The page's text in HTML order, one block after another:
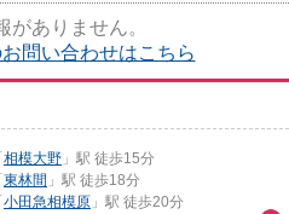
がありません。
問い合わせはこちら
相模大野 」駅 徒歩15分
東林間 」駅 徒歩18分
小田急相模原 」駅 徒歩20分